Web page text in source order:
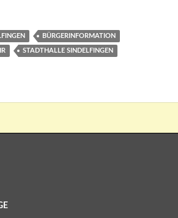
BÜRGERINFORMATION
STADTHALLE SINDELFINGEN